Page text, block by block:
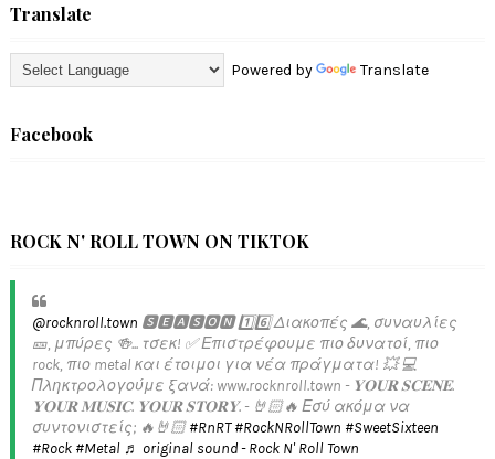
Translate
Powered by Translate
Facebook
ROCK N' ROLL TOWN ON TIKTOK
@rocknroll.town 🆂🅴🅰🆂🅾🅽 1️⃣6️⃣ Διακοπές 🌊, συναυλίες
🎫, μπύρες 🍻... τσεκ! ✅️ Επιστρέφουμε πιο δυνατοί, πιο
rock, πιο metal και έτοιμοι για νέα πράγματα! 💥 💻
Πληκτρολογούμε ξανά: www.rocknroll.town - 𝐘𝐎𝐔𝐑 𝐒𝐂𝐄𝐍𝐄.
𝐘𝐎𝐔𝐑 𝐌𝐔𝐒𝐈𝐂. 𝐘𝐎𝐔𝐑 𝐒𝐓𝐎𝐑𝐘. - 🤘🏻🔥 Εσύ ακόμα να
συντονιστείς; 🔥🤘🏻#RnRT #RockNRollTown #SweetSixteen
#Rock #Metal ♬ original sound - Rock N' Roll Town